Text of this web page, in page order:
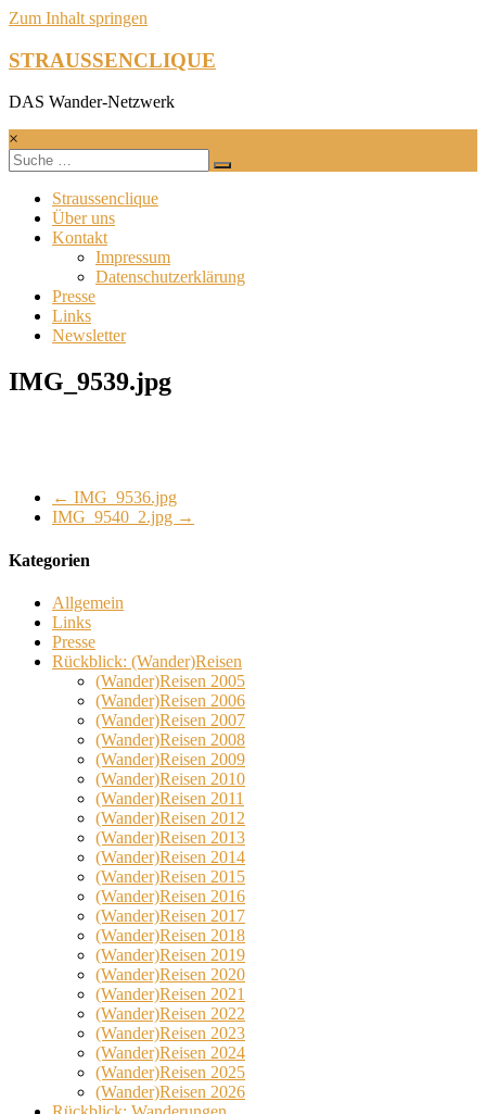
Zum Inhalt springen
STRAUSSENCLIQUE
DAS Wander-Netzwerk
×
Straussenclique
Über uns
Kontakt
Impressum
Datenschutzerklärung
Presse
Links
Newsletter
IMG_9539.jpg
← IMG_9536.jpg
IMG_9540_2.jpg →
Kategorien
Allgemein
Links
Presse
Rückblick: (Wander)Reisen
(Wander)Reisen 2005
(Wander)Reisen 2006
(Wander)Reisen 2007
(Wander)Reisen 2008
(Wander)Reisen 2009
(Wander)Reisen 2010
(Wander)Reisen 2011
(Wander)Reisen 2012
(Wander)Reisen 2013
(Wander)Reisen 2014
(Wander)Reisen 2015
(Wander)Reisen 2016
(Wander)Reisen 2017
(Wander)Reisen 2018
(Wander)Reisen 2019
(Wander)Reisen 2020
(Wander)Reisen 2021
(Wander)Reisen 2022
(Wander)Reisen 2023
(Wander)Reisen 2024
(Wander)Reisen 2025
(Wander)Reisen 2026